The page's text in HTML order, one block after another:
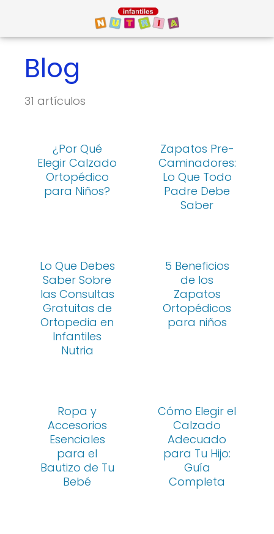
Blog
31 artículos
¿Por Qué
Elegir Calzado
Ortopédico
para Niños?
Zapatos Pre-
Caminadores:
Lo Que Todo
Padre Debe
Saber
Lo Que Debes
Saber Sobre
las Consultas
Gratuitas de
Ortopedia en
Infantiles
Nutria
5 Beneficios
de los
Zapatos
Ortopédicos
para niños
Ropa y
Accesorios
Esenciales
para el
Bautizo de Tu
Bebé
Cómo Elegir el
Calzado
Adecuado
para Tu Hijo:
Guía
Completa